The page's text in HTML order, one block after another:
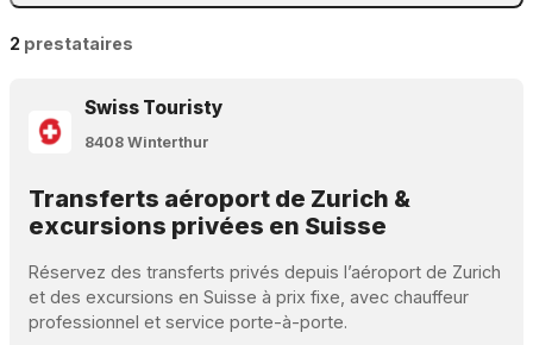
2 prestataires
Swiss Touristy
8408 Winterthur
Transferts aéroport de Zurich &
excursions privées en Suisse
Réservez des transferts privés depuis l’aéroport de Zurich
et des excursions en Suisse à prix fixe, avec chauffeur
professionnel et service porte-à-porte.